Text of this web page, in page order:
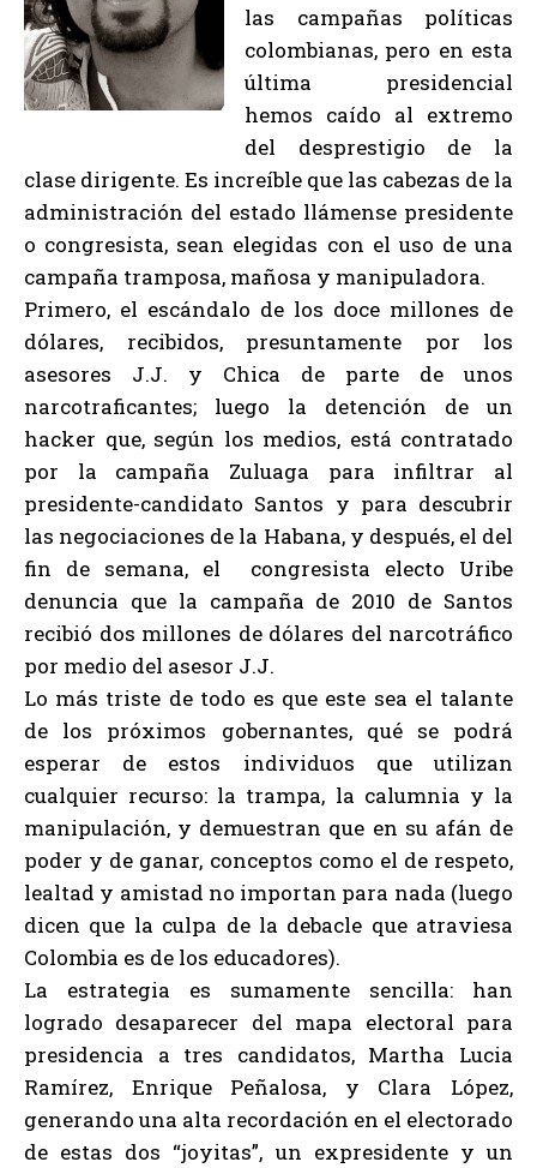
las campañas políticas
colombianas, pero en esta
última presidencial
hemos caído al extremo
del desprestigio de la
clase dirigente. Es increíble que las cabezas de la
administración del estado llámense presidente
o congresista, sean elegidas con el uso de una
campaña tramposa, mañosa y manipuladora.
Primero, el escándalo de los doce millones de
dólares, recibidos, presuntamente por los
asesores J.J. y Chica de parte de unos
narcotraficantes; luego la detención de un
hacker que, según los medios, está contratado
por la campaña Zuluaga para infiltrar al
presidente-candidato Santos y para descubrir
las negociaciones de la Habana, y después, el del
fin de semana, el congresista electo Uribe
denuncia que la campaña de 2010 de Santos
recibió dos millones de dólares del narcotráfico
por medio del asesor J.J.
Lo más triste de todo es que este sea el talante
de los próximos gobernantes, qué se podrá
esperar de estos individuos que utilizan
cualquier recurso: la trampa, la calumnia y la
manipulación, y demuestran que en su afán de
poder y de ganar, conceptos como el de respeto,
lealtad y amistad no importan para nada (luego
dicen que la culpa de la debacle que atraviesa
Colombia es de los educadores).
La estrategia es sumamente sencilla: han
logrado desaparecer del mapa electoral para
presidencia a tres candidatos, Martha Lucia
Ramírez, Enrique Peñalosa, y Clara López,
generando una alta recordación en el electorado
de estas dos “joyitas”, un expresidente y un